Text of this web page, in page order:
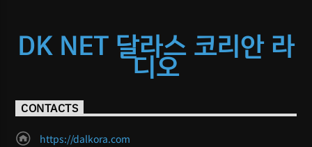
DK NET 달라스 코리안 라
디오
CONTACTS
https://dalkora.com